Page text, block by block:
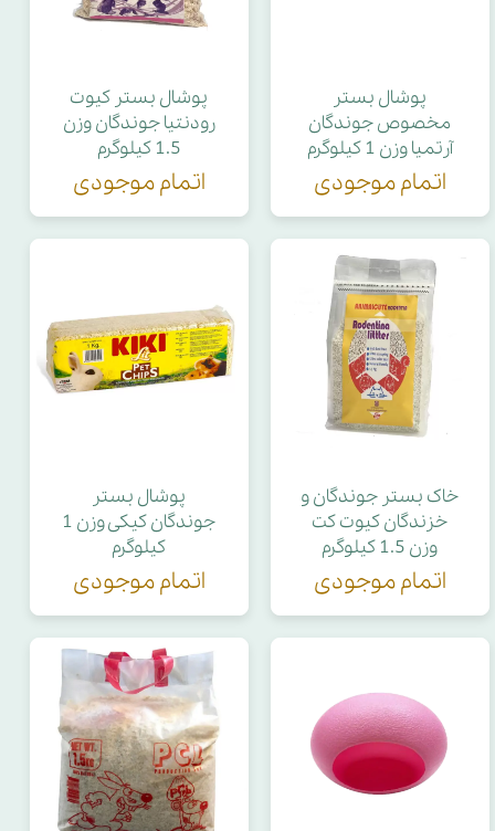
پوشال بستر
مخصوص جوندگان
آرتمیا وزن 1 کیلوگرم
اتمام موجودی
پوشال بستر کیوت
رودنتیا جوندگان وزن
1.5 کیلوگرم
اتمام موجودی
خاک بستر جوندگان و
خزندگان کیوت کت
وزن 1.5 کیلوگرم
اتمام موجودی
پوشال بستر
جوندگان کیکی وزن 1
کیلوگرم
اتمام موجودی